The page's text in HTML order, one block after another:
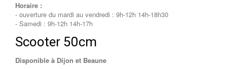
Horaire :
- ouverture du mardi au vendredi : 9h-12h 14h-18h30
- Samedi : 9h-12h 14h-17h
Scooter 50cm
Disponible à Dijon et Beaune